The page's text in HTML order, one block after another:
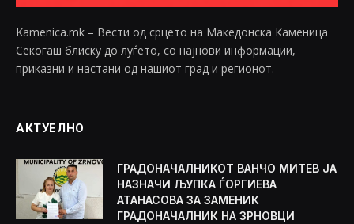
Kamenica.mk – Вести од срцето на Македонска Каменица
Секогаш блиску до луѓето, со најнови информации,
приказни и настани од нашиот град и регионот.
АКТУЕЛНО
ГРАДОНАЧАЛНИКОТ ВАНЧО МИТЕВ ЈА
НАЗНАЧИ ЉУПКА ЃОРГИЕВА
АТАНАСОВА ЗА ЗАМЕНИК
ГРАДОНАЧАЛНИК НА ЗРНОВЦИ